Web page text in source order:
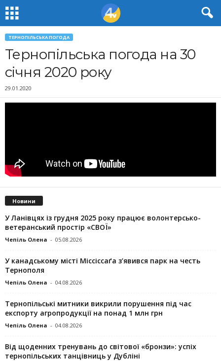
ТЕРНОПІЛЬСЬКА ПОГОДА
Тернопільська погода на 30
січня 2020 року
29.01.2020
Новини
У Ланівцях із грудня 2025 року працює волонтерсько-
ветеранський простір «СВОЇ»
Чепіль Олена - 05.08.2026
У канадському місті Міссіссаґа з’явився парк на честь
Тернополя
Чепіль Олена - 04.08.2026
Тернопільські митники викрили порушення під час
експорту агропродукції на понад 1 млн грн
Чепіль Олена - 04.08.2026
Від щоденних тренувань до світової «бронзи»: успіх
тернопільських танцівниць у Дубліні